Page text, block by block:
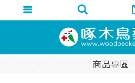
商品專區